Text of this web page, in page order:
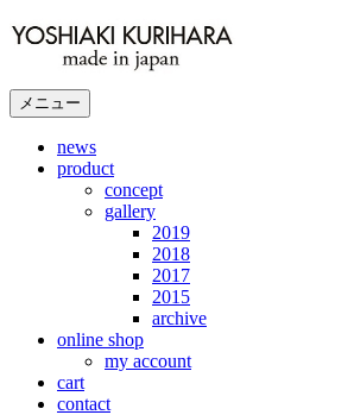
ン
ン
ツ
メニュー
news
product
concept
gallery
2019
2018
2017
2015
archive
online shop
my account
cart
contact